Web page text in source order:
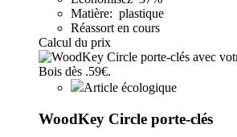
Matière: plastique
Réassort en cours
Calcul du prix
Article écologique
WoodKey Circle porte-clés